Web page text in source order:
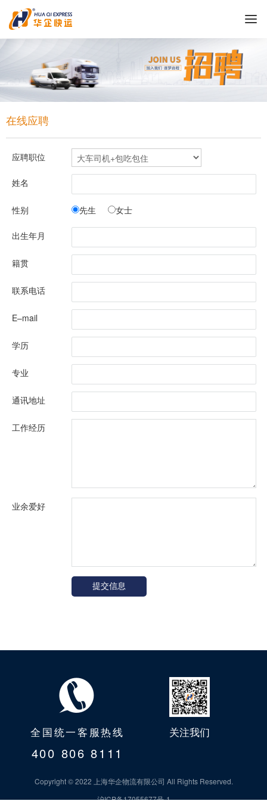
在线应聘
应聘职位
姓名
性别 先生 女士
出生年月
籍贯
联系电话
E–mail
学历
专业
通讯地址
工作经历
业余爱好
全国统一客服热线
400 806 8111
关注我们
Copyright © 2022 上海华企物流有限公司 All Rights Reserved.
沪ICP备17055677号-1